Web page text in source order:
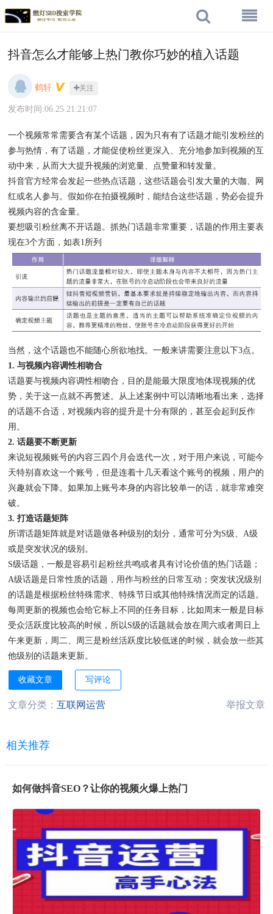
抖音怎么才能够上热门教你巧妙的植入话题
鹤轩 关注
发布时间:06.25 21:21:07
一个视频常常需要含有某个话题，因为只有有了话题才能引发粉丝的
参与热情，有了话题，才能促使粉丝更深入、充分地参加到视频的互
动中来，从而大大提升视频的浏览量、点赞量和转发量。
抖音官方经常会发起一些热点话题，这些话题会引发大量的大咖、网
红或名人参与。假如你在拍摄视频时，能结合这些话题，势必会提升
视频内容的含金量。
要想吸引粉丝离不开话题。抓热门话题非常重要，话题的作用主要表
现在3个方面，如表1所列
当然，这个话题也不能随心所欲地找。一般来讲需要注意以下3点。
1. 与视频内容调性相吻合
话题要与视频内容调性相吻合，目的是能最大限度地体现视频的优
势，关于这一点就不再赘述。从上述案例中可以清晰地看出来，选择
的话题不合适，对视频内容的提升是十分有限的，甚至会起到反作
用。
2. 话题要不断更新
来说短视频账号的内容三四个月会迭代一次，对于用户来说，可能今
天特别喜欢这一个账号，但是连着十几天看这个账号的视频，用户的
兴趣就会下降。如果加上账号本身的内容比较单一的话，就非常难突
破。
3. 打造话题矩阵
所谓话题矩阵就是对话题做各种级别的划分，通常可分为S级、A级
或是突发状况的级别。
S级话题，一般是容易引起粉丝共鸣或者具有讨论价值的热门话题；
A级话题是日常性质的话题，用作与粉丝的日常互动；突发状况级别
的话题是根据粉丝特殊需求、特殊节日或其他特殊情况而定的话题。
每周更新的视频也会给它标上不同的任务目标，比如周末一般是目标
受众活跃度比较高的时候，所以S级的话题就会放在周六或者周日上
午来更新，周二、周三是粉丝活跃度比较低迷的时候，就会放一些其
他级别的话题来更新。
收藏文章 写评论
文章分类： 互联网运营 举报文章
相关推荐
如何做抖音SEO？让你的视频火爆上热门